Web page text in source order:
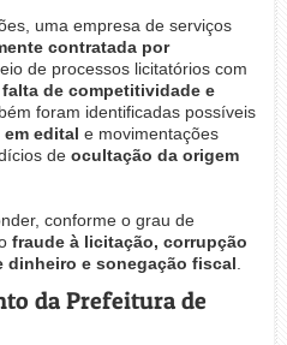
uma empresa de serviços
contratada por
de processos licitatórios com
de competitividade e
foram identificadas possíveis
edital e movimentações
de ocultação da origem
conforme o grau de
fraude à licitação, corrupção
dinheiro e sonegação fiscal
da Prefeitura de